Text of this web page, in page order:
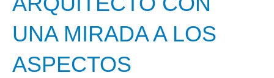
UNA MIRADA A LOS
ASPECTOS